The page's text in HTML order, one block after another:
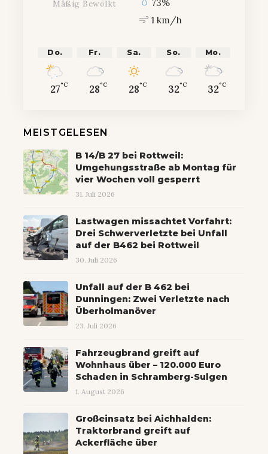
Mäßig Bewölkt
73%
1 km/h
Do.
27°C
Fr.
28°C
Sa.
28°C
So.
32°C
Mo.
32°C
MEISTGELESEN
B 14/B 27 bei Rottweil:
Umgehungsstraße ab Montag für
vier Wochen voll gesperrt
31. Juli 2026
Lastwagen missachtet Vorfahrt:
Drei Schwerverletzte bei Unfall
auf der B462 bei Rottweil
30. Juli 2026
Unfall auf der B 462 bei
Dunningen: Zwei Verletzte nach
Überholmanöver
23. Juli 2026
Fahrzeugbrand greift auf
Wohnhaus über – 120.000 Euro
Schaden in Schramberg-Sulgen
1. August 2026
Großeinsatz bei Aichhalden:
Traktorbrand greift auf
Ackerfläche über